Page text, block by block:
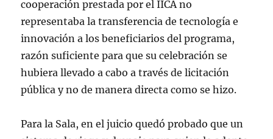
cooperación prestada por el IICA no
representaba la transferencia de tecnología e
innovación a los beneficiarios del programa,
razón suficiente para que su celebración se
hubiera llevado a cabo a través de licitación
pública y no de manera directa como se hizo.
Para la Sala, en el juicio quedó probado que un